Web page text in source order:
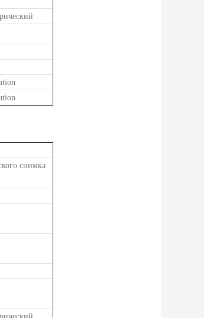
снимка